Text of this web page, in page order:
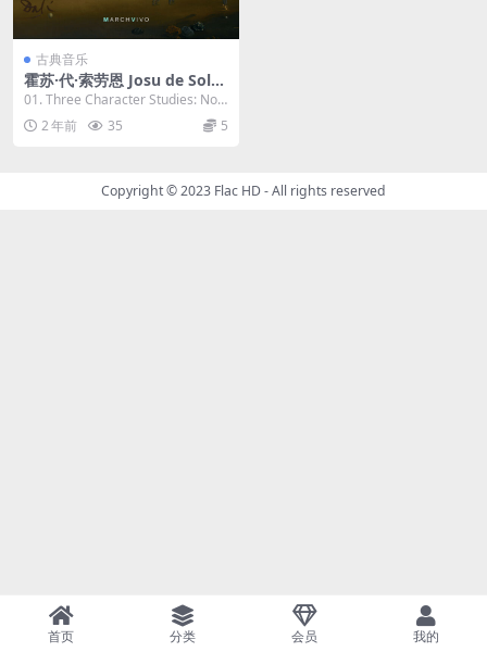
古典音乐
霍苏·代·索劳恩 Josu de Sola
un - Nocturnes on the Mar
gins 2023 [24bit/96kHz] [H-
Res Flac 488.7MB]
01. Three Character Studies: No.
1, Noct...
2 年前 35 5
Copyright © 2023 Flac HD- All rights reserved
首页 分类 会员 我的